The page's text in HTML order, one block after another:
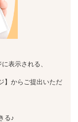
表示される、
】からご提出いただ
る♪